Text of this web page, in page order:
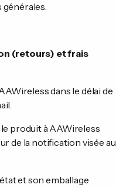
(retours) et frais
dans le délai de
produit à AAWireless
de la notification visée au
et son emballage